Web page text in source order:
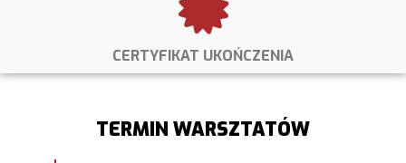
CERTYFIKAT UKOŃCZENIA
TERMIN WARSZTATÓW